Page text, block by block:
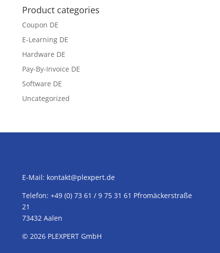
Product categories
Coupon DE
E-Learning DE
Hardware DE
Pay-By-Invoice DE
Software DE
Uncategorized
E-Mail: kontakt@plexpert.de
Telefon: +49 (0) 73 61 / 9 75 31 61 Pfromäckerstraße
21
73432 Aalen
© 2026 PLEXPERT GmbH